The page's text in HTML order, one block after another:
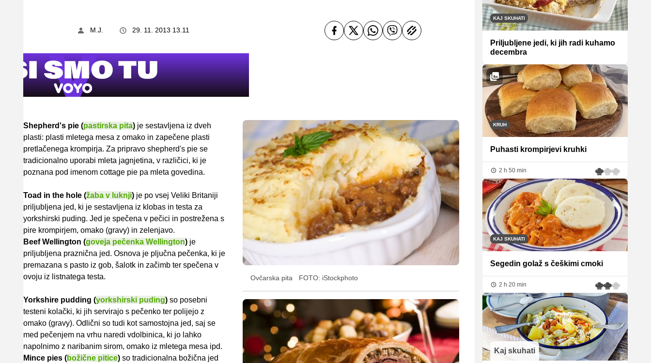
M.J. 29. 11. 2013 13.11
Ovčarska pita FOTO: iStockphoto
Shepherd's pie (pastirska pita) je sestavljena iz dveh
plasti: plasti mletega mesa z omako in zapečene plasti
pretlačenega krompirja. Za pripravo shepherd's pie se
tradicionalno uporabi mleta jagnjetina, v različici, ki je
poznana pod imenom cottage pie pa mleta govedina.
Toad in the hole (žaba v luknji) je po vsej Veliki Britaniji
priljubljena jed, ki je sestavljena iz klobas in testa za
yorkshirski puding. Jed je spečena v pečici in postrežena s
pire krompirjem, omako (gravy) in zelenjavo.
Beef Wellington (goveja pečenka Wellington) je
priljubljena praznična jed. Osnova je pljučna pečenka, ki je
premazana s pasto iz gob, šalotk in začimb ter spečena v
ovoju iz listnatega testa.
Yorkshire pudding (yorkshirski puding) so posebni
testeni kolački, ki jih servirajo s pečenko ter polijejo z
omako (gravy). Odlični so tudi kot samostojna jed, saj se
med pečenjem na vrhu naredi vdolbinica, ki jo lahko
napolnimo z naribanim sirom, omako iz mletega mesa ipd.
Mince pies (božične pitice) so tradicionalna božična jed
KAJ SKUHATI
Priljubljene jedi, ki jih radi kuhamo
decembra
KRUH
Puhasti krompirjevi kruhki
2 h 50 min
KAJ SKUHATI
Segedin golaž s češkimi cmoki
2 h 20 min
Kaj skuhati